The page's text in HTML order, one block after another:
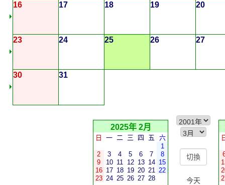
16 17 18 19 20
23 24 25 26 27
30 31
2025年 2月
日 一 二 三 四 五
六
1
2
3 4 5 6 7
8
9
10 11 12 13 14 15
16 17 18 19 20 21 22
23 24 25 26 27 28 今天